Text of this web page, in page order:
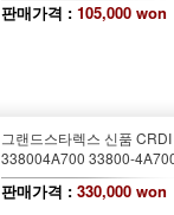
판매가격 : 105,000 won
그랜드스타렉스 신품
338004A700 33800-
판매가격 : 330,000 won